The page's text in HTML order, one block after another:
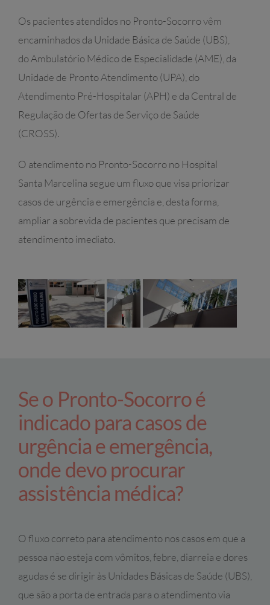
Os pacientes atendidos no Pronto-Socorro vêm
encaminhados da Unidade Básica de Saúde (UBS),
do Ambulatório Médico de Especialidade (AME), da
Unidade de Pronto Atendimento (UPA), do
Atendimento Pré-Hospitalar (APH) e da Central de
Regulação de Ofertas de Serviço de Saúde
(CROSS).
O atendimento no Pronto-Socorro no Hospital
Santa Marcelina segue um fluxo que visa priorizar
casos de urgência e emergência e, desta forma,
ampliar a sobrevida de pacientes que precisam de
atendimento imediato.
Se o Pronto-Socorro é
indicado para casos de
urgência e emergência,
onde devo procurar
assistência médica?
O fluxo correto para atendimento nos casos em que a
pessoa não esteja com vômitos, febre, diarreia e dores
agudas é se dirigir às Unidades Básicas de Saúde (UBS),
que são a porta de entrada para o atendimento via